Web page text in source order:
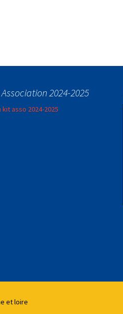
2024-2025
kit asso 2024-2025
et loire